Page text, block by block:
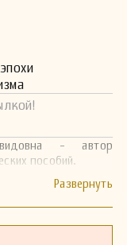
- автор
пособий.